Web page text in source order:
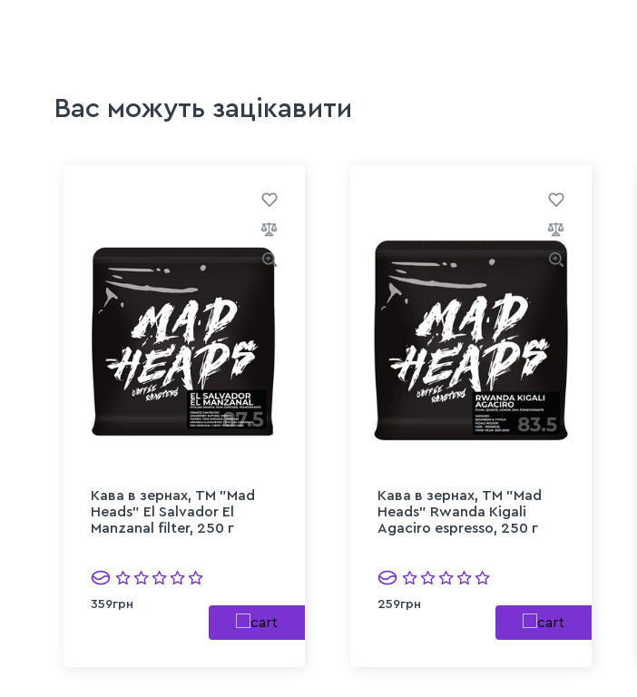
Вас можуть зацікавити
Кава в зернах, ТМ "Mad
Heads" El Salvador El
Manzanal filter, 250 г
359грн
Кава в зернах, ТМ "Mad
Heads" Rwanda Kigali
Agaciro espresso, 250 г
259грн